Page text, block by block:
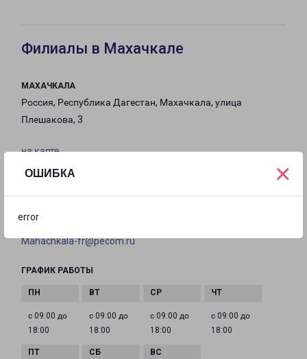
ОШИБКА
error
×
Филиалы в Махачкале
МАХАЧКАЛА
Россия, Республика Дагестан, Махачкала, улица
Плешакова, 3
на карте
ТЕЛЕФОН
8(8722) 989-454
Mahachkala-fr@pecom.ru
ГРАФИК РАБОТЫ
с 09:00 до
18:00
с 09:00 до
18:00
с 09:00 до
18:00
с 09:00 до
18:00